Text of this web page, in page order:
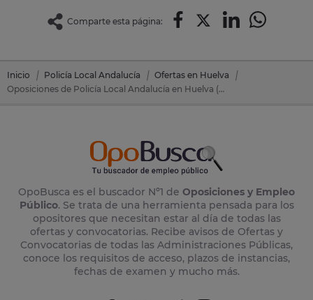
Comparte esta página:
Inicio Policía Local Andalucía
Ofertas en Huelva
Oposiciones de Policía Local Andalucía en Huelva (Huelva)
OpoBusca es el buscador Nº1 de Oposiciones y Empleo
Público. Se trata de una herramienta pensada para los
opositores que necesitan estar al día de todas las
ofertas y convocatorias. Recibe avisos de Ofertas y
Convocatorias de todas las Administraciones Públicas,
conoce los requisitos de acceso, plazos de instancias,
fechas de examen y mucho más.